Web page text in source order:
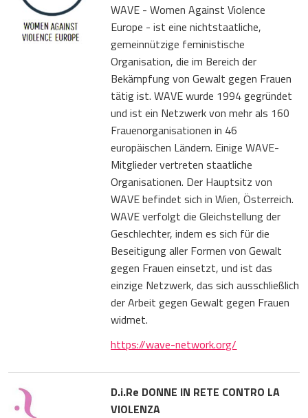
WAVE - Women Against Violence
Europe - ist eine nichtstaatliche,
gemeinnützige feministische
Organisation, die im Bereich der
Bekämpfung von Gewalt gegen Frauen
tätig ist. WAVE wurde 1994 gegründet
und ist ein Netzwerk von mehr als 160
Frauenorganisationen in 46
europäischen Ländern. Einige WAVE-
Mitglieder vertreten staatliche
Organisationen. Der Hauptsitz von
WAVE befindet sich in Wien, Österreich.
WAVE verfolgt die Gleichstellung der
Geschlechter, indem es sich für die
Beseitigung aller Formen von Gewalt
gegen Frauen einsetzt, und ist das
einzige Netzwerk, das sich ausschließlich
der Arbeit gegen Gewalt gegen Frauen
widmet.
https://wave-network.org/
D.i.Re DONNE IN RETE CONTRO LA
VIOLENZA